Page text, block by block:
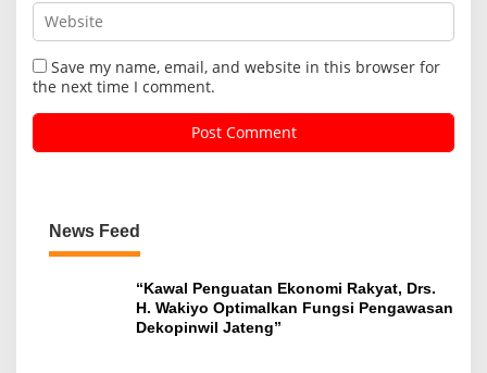
Save my name, email, and website in this browser for
the next time I comment.
News Feed
“Kawal Penguatan Ekonomi Rakyat, Drs.
H. Wakiyo Optimalkan Fungsi Pengawasan
Dekopinwil Jateng”